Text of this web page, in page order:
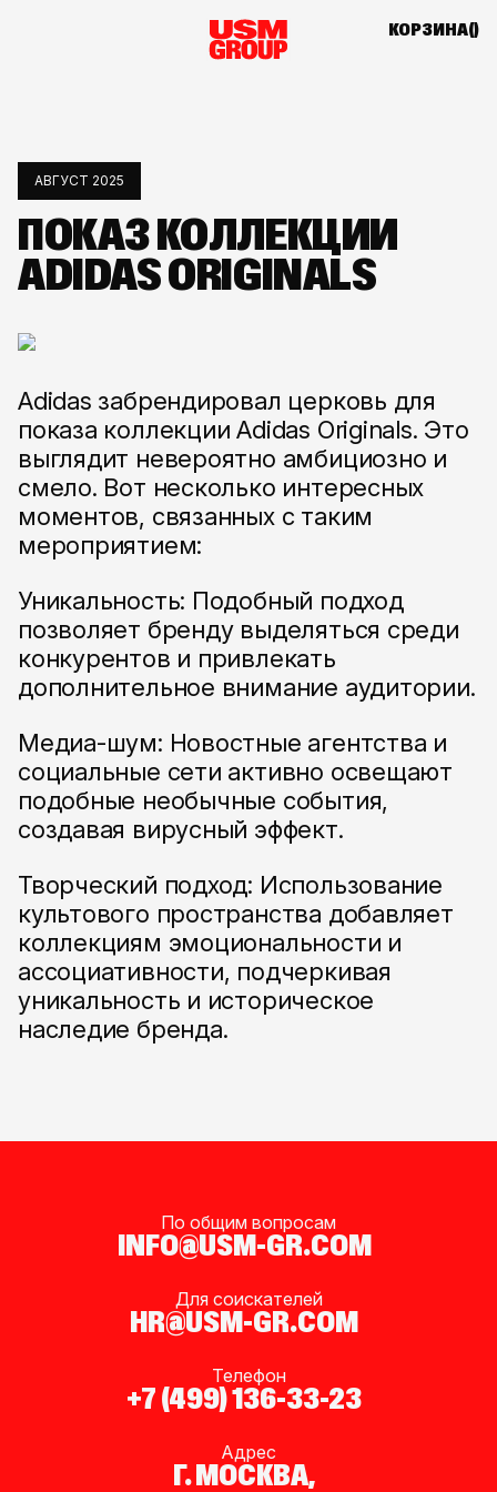
КОРЗИНА()
АВГУСТ 2025
ПОКАЗ КОЛЛЕКЦИИ
ADIDAS ORIGINALS
Adidas забрендировал церковь для
показа коллекции Adidas Originals. Это
выглядит невероятно амбициозно и
смело. Вот несколько интересных
моментов, связанных с таким
мероприятием:
Уникальность: Подобный подход
позволяет бренду выделяться среди
конкурентов и привлекать
дополнительное внимание аудитории.
Медиа-шум: Новостные агентства и
социальные сети активно освещают
подобные необычные события,
создавая вирусный эффект.
Творческий подход: Использование
культового пространства добавляет
коллекциям эмоциональности и
ассоциативности, подчеркивая
уникальность и историческое
наследие бренда.
По общим вопросам
INFO@USM-GR.COM
Для соискателей
HR@USM-GR.COM
Телефон
+7 (499) 136-33-23
Адрес
Г. МОСКВА,